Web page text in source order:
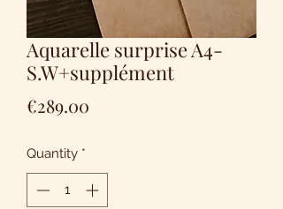
Aquarelle surprise A4-
S.W+supplément
€289.00
Quantity *